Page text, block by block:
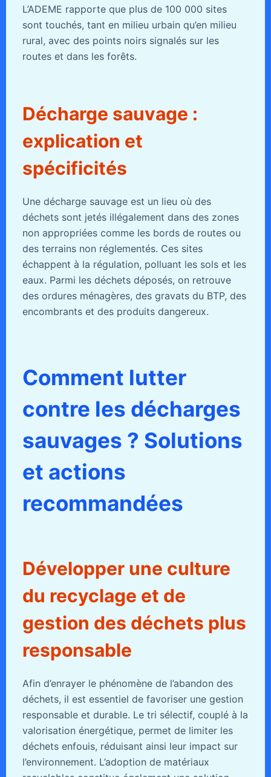
L’ADEME rapporte que plus de 100 000 sites
sont touchés, tant en milieu urbain qu’en milieu
rural, avec des points noirs signalés sur les
routes et dans les forêts.
Décharge sauvage :
explication et
spécificités
Une décharge sauvage est un lieu où des
déchets sont jetés illégalement dans des zones
non appropriées comme les bords de routes ou
des terrains non réglementés. Ces sites
échappent à la régulation, polluant les sols et les
eaux. Parmi les déchets déposés, on retrouve
des ordures ménagères, des gravats du BTP, des
encombrants et des produits dangereux.
Comment lutter
contre les décharges
sauvages ? Solutions
et actions
recommandées
Développer une culture
du recyclage et de
gestion des déchets plus
responsable
Afin d’enrayer le phénomène de l’abandon des
déchets, il est essentiel de favoriser une gestion
responsable et durable. Le tri sélectif, couplé à la
valorisation énergétique, permet de limiter les
déchets enfouis, réduisant ainsi leur impact sur
l’environnement. L’adoption de matériaux